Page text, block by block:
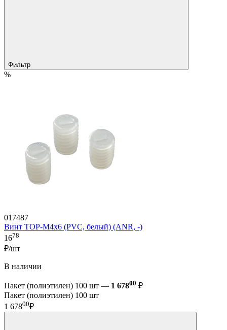
Фильтр
%
017487
Винт TOP-M4x6 (PVC, белый) (ANR, -)
1678
₽/шт
В наличии
Пакет (полиэтилен) 100 шт — 1 67800 ₽
Пакет (полиэтилен) 100 шт
1 67800₽